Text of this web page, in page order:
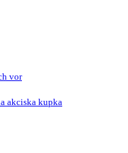
vor
akciska kupka